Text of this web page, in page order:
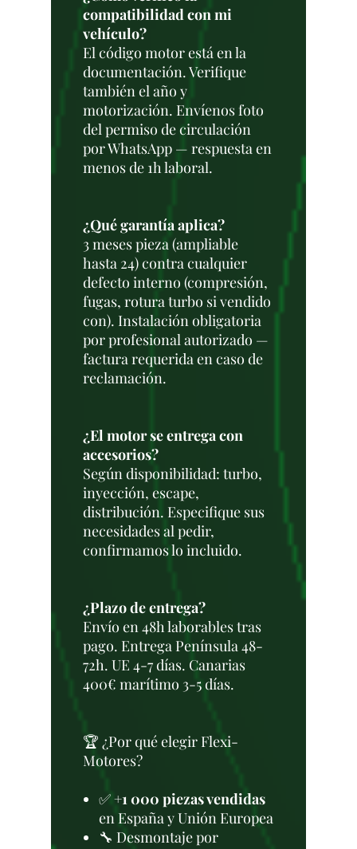
compatibilidad con mi
vehículo?
El código motor está en la
documentación. Verifique
también el año y
motorización. Envíenos foto
del permiso de circulación
por WhatsApp — respuesta en
menos de 1h laboral.
¿Qué garantía aplica?
3 meses pieza (ampliable
hasta 24) contra cualquier
defecto interno (compresión,
fugas, rotura turbo si vendido
con). Instalación obligatoria
por profesional autorizado —
factura requerida en caso de
reclamación.
¿El motor se entrega con
accesorios?
Según disponibilidad: turbo,
inyección, escape,
distribución. Especifique sus
necesidades al pedir,
confirmamos lo incluido.
¿Plazo de entrega?
Envío en 48h laborables tras
pago. Entrega Península 48-
72h. UE 4-7 días. Canarias
400€ marítimo 3-5 días.
🏆 ¿Por qué elegir Flexi-
Motores?
✅+1 000 piezas vendidas
en España y Unión Europea
🔧 Desmontaje por